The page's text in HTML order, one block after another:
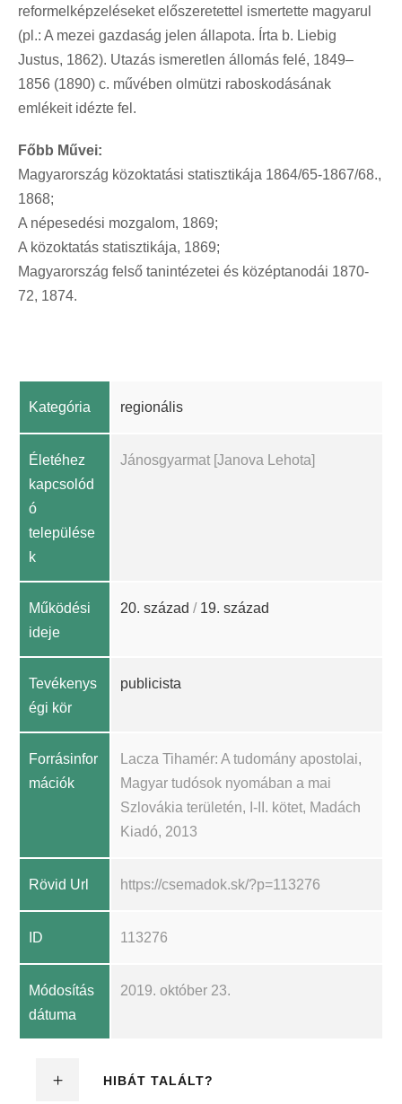
reformelképzeléseket előszeretettel ismertette magyarul
(pl.: A mezei gazdaság jelen állapota. Írta b. Liebig
Justus, 1862). Utazás ismeretlen állomás felé, 1849–
1856 (1890) c. művében olmützi raboskodásának
emlékeit idézte fel.
Főbb Művei:
Magyarország közoktatási statisztikája 1864/65-1867/68.,
1868;
A népesedési mozgalom, 1869;
A közoktatás statisztikája, 1869;
Magyarország felső tanintézetei és középtanodái 1870-
72, 1874.
Kategória regionális
Életéhez
kapcsolód
ó
települése
k
Jánosgyarmat [Janova Lehota]
Működési
ideje
20. század / 19. század
Tevékenys
égi kör
publicista
Forrásinfor
mációk
Lacza Tihamér: A tudomány apostolai,
Magyar tudósok nyomában a mai
Szlovákia területén, I-II. kötet, Madách
Kiadó, 2013
Rövid Url https://csemadok.sk/?p=113276
ID 113276
Módosítás
dátuma
2019. október 23.
HIBÁT TALÁLT?